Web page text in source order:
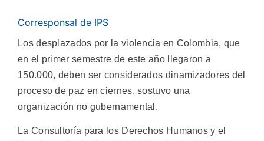
Corresponsal de IPS
Los desplazados por la violencia en Colombia, que
en el primer semestre de este año llegaron a
150.000, deben ser considerados dinamizadores del
proceso de paz en ciernes, sostuvo una
organización no gubernamental.
La Consultoría para los Derechos Humanos y el